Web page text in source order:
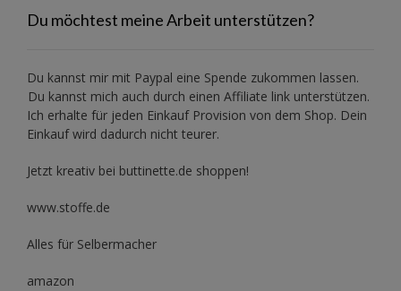
Du möchtest meine Arbeit unterstützen?
Du kannst mir mit Paypal eine Spende zukommen lassen.
Du kannst mich auch durch einen Affiliate link unterstützen.
Ich erhalte für jeden Einkauf Provision von dem Shop. Dein
Einkauf wird dadurch nicht teurer.
Jetzt kreativ bei buttinette.de shoppen!
www.stoffe.de
Alles für Selbermacher
amazon